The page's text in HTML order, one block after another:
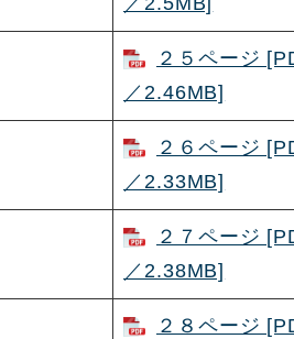
２５ページ
／2.46MB]
２６ページ
／2.33MB]
２７ページ
／2.38MB]
２８ページ